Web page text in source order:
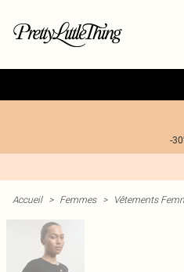
-
Accueil > Femmes > Vêtements